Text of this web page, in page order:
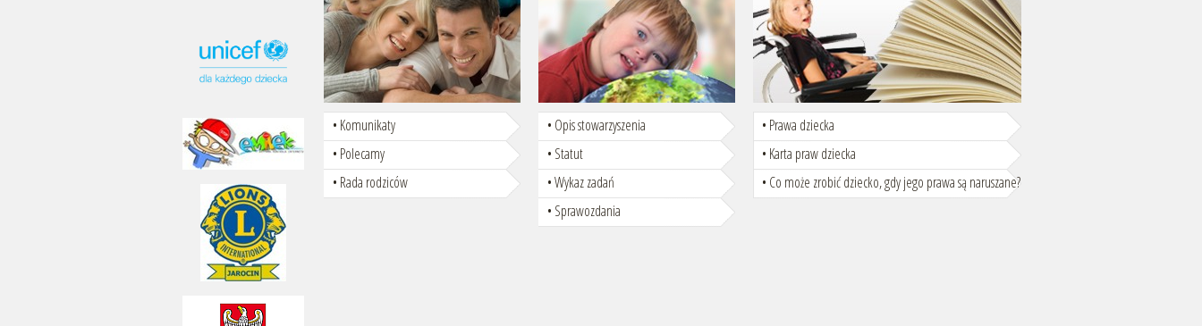
Komunikaty
Polecamy
Rada rodziców
Opis stowarzyszenia
Statut
Wykaz zadań
Sprawozdania
Prawa dziecka
Karta praw dziecka
Co może zrobić dziecko, gdy jego prawa są naruszane?